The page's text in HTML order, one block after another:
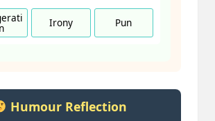
Irony Pun
Humour Reflection